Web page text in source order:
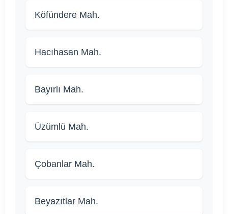
Köfündere Mah.
Hacıhasan Mah.
Bayırlı Mah.
Üzümlü Mah.
Çobanlar Mah.
Beyazıtlar Mah.